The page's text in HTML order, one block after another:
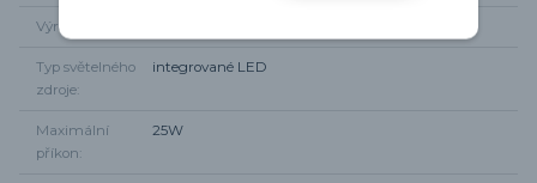
Výrobce
Typ světelného
zdroje
integrované LED
Maximální
příkon
25W